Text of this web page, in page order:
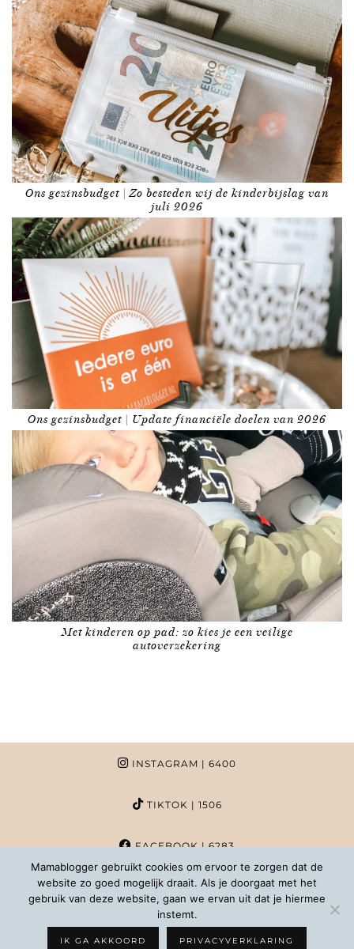
Ons gezinsbudget | Zo besteden wij de kinderbijslag van
juli 2026
Ons gezinsbudget | Update financiële doelen van 2026
Met kinderen op pad: zo kies je een veilige
autoverzekering
INSTAGRAM | 6400
TIKTOK | 1506
FACEBOOK| 6283
PINTEREST | 1020
Mamablogger gebruikt cookies om ervoor te zorgen dat de
website zo goed mogelijk draait. Als je doorgaat met het
gebruik van deze website, gaan we ervan uit dat je hiermee
instemt.
IK GA AKKOORD PRIVACYVERKLARING